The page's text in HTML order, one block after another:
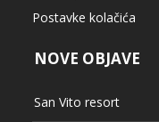
Postavke kolačića
NOVE OBJAVE
San Vito resort